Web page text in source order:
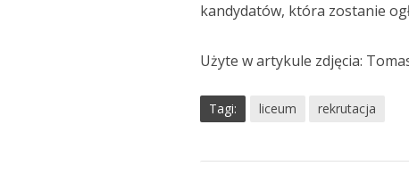
kandydatów, która zostanie
Użyte w artykule zdjęcia:
Tagi: liceum rekrutacja